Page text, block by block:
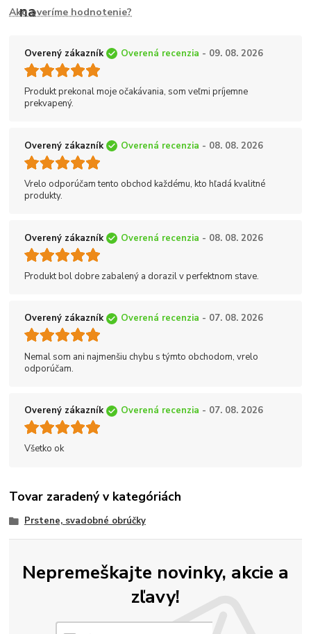
Ako overíme hodnotenie?
Overený zákazník Overená recenzia - 09. 08. 2026
Produkt prekonal moje očakávania, som veľmi príjemne
prekvapený.
Overený zákazník Overená recenzia - 08. 08. 2026
Vrelo odporúčam tento obchod každému, kto hľadá kvalitné
produkty.
Overený zákazník Overená recenzia - 08. 08. 2026
Produkt bol dobre zabalený a dorazil v perfektnom stave.
Overený zákazník Overená recenzia - 07. 08. 2026
Nemal som ani najmenšiu chybu s týmto obchodom, vrelo
odporúčam.
Overený zákazník Overená recenzia - 07. 08. 2026
Všetko ok
Tovar zaradený v kategóriách
Prstene, svadobné obrúčky
Nepremeškajte novinky, akcie a
zľavy!